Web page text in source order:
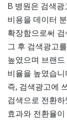
B 병원은 검색
비용을 데이터
확장함으로써
그 후 검색광고
높였으며 브랜
비율을 높였습니
즉, 검색광고에
검색으로 전환
효과와 전환율